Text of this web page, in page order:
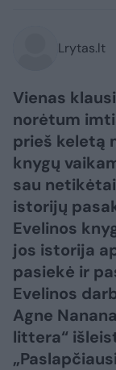
Lrytas.lt
Vienas
norėtum
prieš keletą
knygų
sau
istorijų
Evelinos
jos istorija
pasiekė ir
Evelinos
Agne
littera“